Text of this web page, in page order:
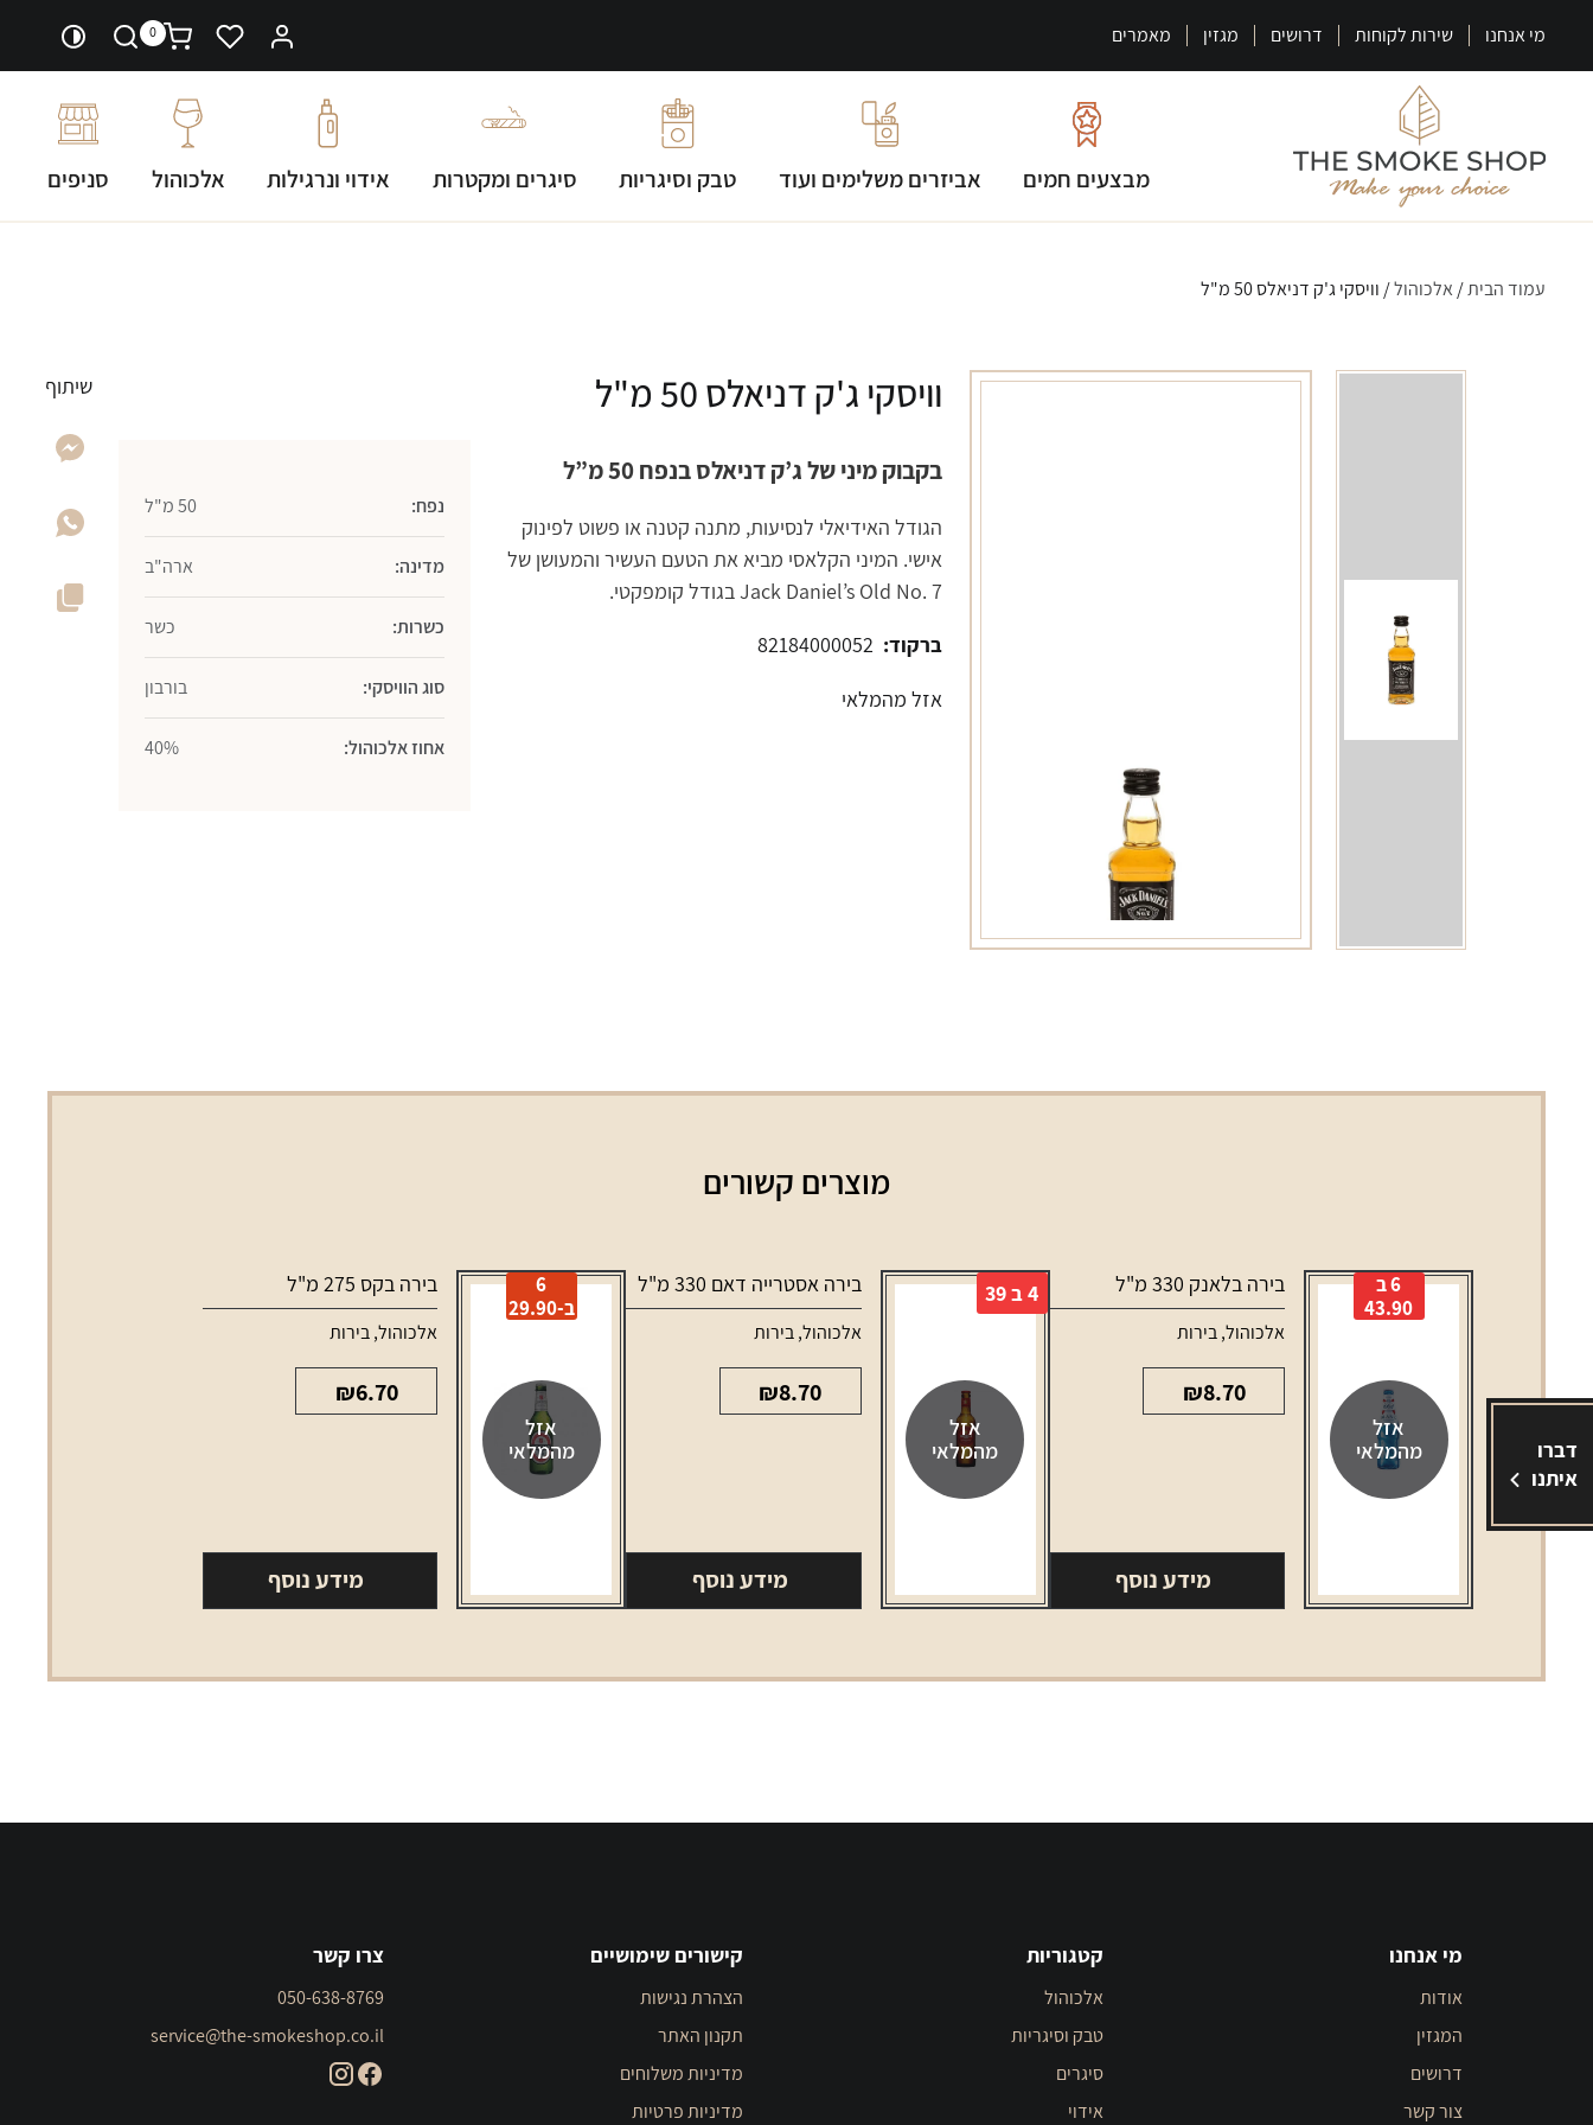
מי אנחנו שירות לקוחות דרושים מגזין מאמרים 0
מבצעים חמים אביזרים משלימים ועוד טבק וסיגריות סיגרים ומקטרות אידוי ונרגילות אלכוהול סניפים
דברו
איתנו
עמוד הבית/ אלכוהול/ וויסקי ג'ק דניאלס 50 מ"ל
וויסקי ג'ק דניאלס 50 מ"ל
בקבוק מיני של ג’ק דניאלס בנפח 50 מ”ל
הגודל האידיאלי לנסיעות, מתנה קטנה או פשוט לפינוק
אישי. המיני הקלאסי מביא את הטעם העשיר והמעושן של
Jack Daniel’s Old No. 7 בגודל קומפקטי.
ברקוד:
אזל מהמלאי
נפח: 50 מ"ל
מדינה: ארה"ב
כשרות: כשר
סוג הוויסקי: בורבון
אחוז אלכוהול: 40%
שיתוף
מוצרים קשורים
אזל
מהמלאי
6 ב
43.90
בירה בלאנק 330 מ"ל
אלכוהול,בירות
₪8.70
מידע נוסף
אזל
מהמלאי
4 ב 39 בירה אסטרייה דאם 330 מ"ל
אלכוהול,בירות
₪8.70
מידע נוסף
אזל
מהמלאי
6
ב-29.90
בירה בקס 275 מ"ל
אלכוהול,בירות
₪6.70
מידע נוסף
מי אנחנו
אודות
המגזין
דרושים
צור קשר
קטגוריות
אלכוהול
טבק וסיגריות
סיגרים
אידוי
קישורים שימושיים
הצהרת נגישות
תקנון האתר
מדיניות משלוחים
מדיניות פרטיות
צרו קשר
050-638-8769
service@the-smokeshop.co.il